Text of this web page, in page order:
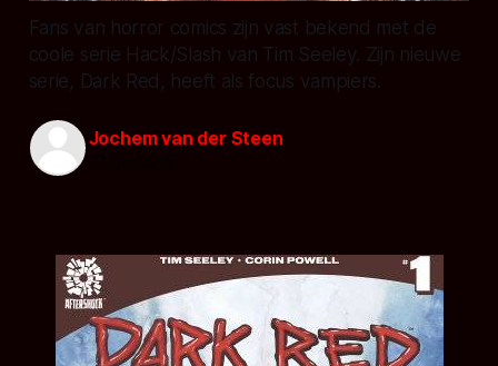
Fans van horror comics zijn vast bekend met de
coole serie Hack/Slash van Tim Seeley. Zijn nieuwe
serie, Dark Red, heeft als focus vampiers.
Jochem van der Steen